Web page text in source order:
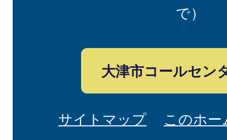
で）
大津市コールセン
サイトマップ このホ